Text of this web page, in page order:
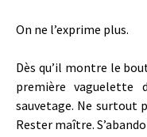
On ne l’exprime plus.
Dès qu’il montre le
première vaguelette
sauvetage. Ne surtout
Rester maître.